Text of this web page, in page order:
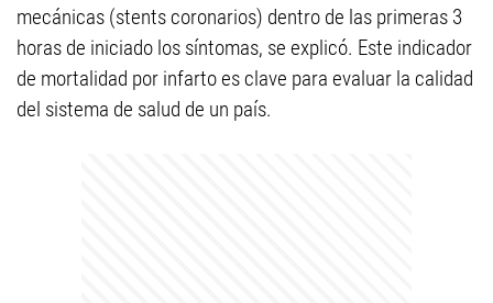
mecánicas (stents coronarios) dentro de las primeras 3
horas de iniciado los síntomas, se explicó. Este indicador
de mortalidad por infarto es clave para evaluar la calidad
del sistema de salud de un país.